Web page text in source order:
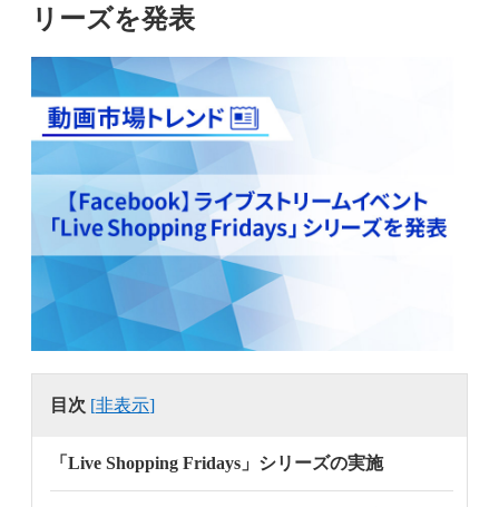
リーズを発表
目次 [非表示]
「Live Shopping Fridays」シリーズの実施